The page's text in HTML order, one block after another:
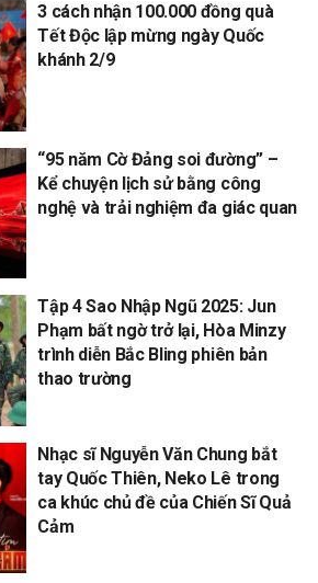
3 cách nhận 100.000 đồng quà
Tết Độc lập mừng ngày Quốc
khánh 2/9
“95 năm Cờ Đảng soi đường” –
Kể chuyện lịch sử bằng công
nghệ và trải nghiệm đa giác quan
Tập 4 Sao Nhập Ngũ 2025: Jun
Phạm bất ngờ trở lại, Hòa Minzy
trình diễn Bắc Bling phiên bản
thao trường
Nhạc sĩ Nguyễn Văn Chung bắt
tay Quốc Thiên, Neko Lê trong
ca khúc chủ đề của Chiến Sĩ Quả
Cảm